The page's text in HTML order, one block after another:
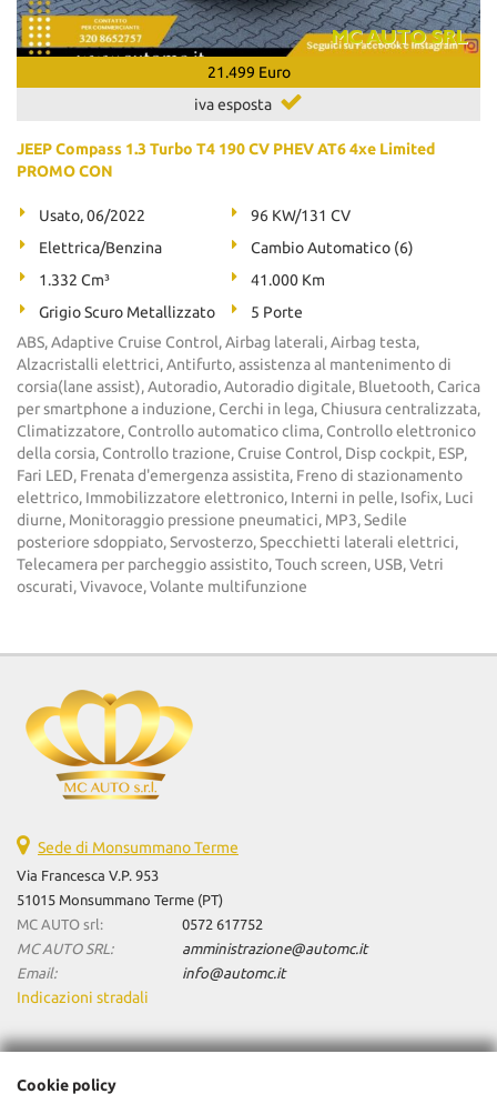
21.499 Euro
iva esposta
JEEP Compass 1.3 Turbo T4 190 CV PHEV AT6 4xe Limited
PROMO CON
Usato, 06/2022
96 KW/131 CV
Elettrica/Benzina
Cambio Automatico (6)
1.332 Cm³
41.000 Km
Grigio Scuro Metallizzato
5 Porte
ABS, Adaptive Cruise Control, Airbag laterali, Airbag testa,
Alzacristalli elettrici, Antifurto, assistenza al mantenimento di
corsia(lane assist), Autoradio, Autoradio digitale, Bluetooth, Carica
per smartphone a induzione, Cerchi in lega, Chiusura centralizzata,
Climatizzatore, Controllo automatico clima, Controllo elettronico
della corsia, Controllo trazione, Cruise Control, Disp cockpit, ESP,
Fari LED, Frenata d'emergenza assistita, Freno di stazionamento
elettrico, Immobilizzatore elettronico, Interni in pelle, Isofix, Luci
diurne, Monitoraggio pressione pneumatici, MP3, Sedile
posteriore sdoppiato, Servosterzo, Specchietti laterali elettrici,
Telecamera per parcheggio assistito, Touch screen, USB, Vetri
oscurati, Vivavoce, Volante multifunzione
Sede di Monsummano Terme
Via Francesca V.P. 953
51015 Monsummano Terme (PT)
MC AUTO srl:
0572 617752
MC AUTO SRL:
amministrazione@automc.it
Email:
info@automc.it
Indicazioni stradali
Dati fiscali:
Cookie policy